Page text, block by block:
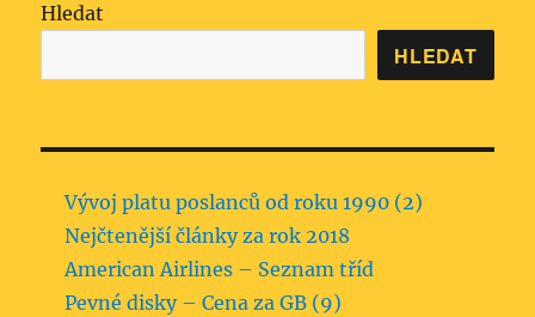
Hledat
HLEDAT
Vývoj platu poslanců od roku 1990 (2)
Nejčtenější články za rok 2018
American Airlines – Seznam tříd
Pevné disky – Cena za GB (9)